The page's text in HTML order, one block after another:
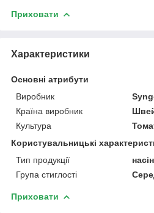
Приховати
Характеристики
Основні атрибути
Виробник
Країна виробник
Культура
Користувальницькі
Тип продукції
Група стиглості
Приховати